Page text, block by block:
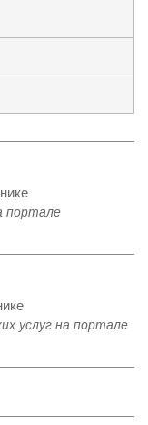
портале
услуг на портале